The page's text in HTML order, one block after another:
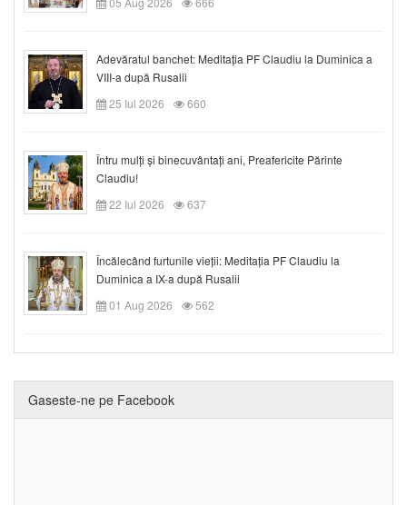
Adevăratul banchet: Meditația PF Claudiu la Duminica a
VIII-a după Rusalii
25 Iul 2026
660
Întru mulți și binecuvântați ani, Preafericite Părinte
Claudiu!
22 Iul 2026
637
Încălecând furtunile vieții: Meditația PF Claudiu la
Duminica a IX-a după Rusalii
01 Aug 2026
562
Gaseste-ne pe Facebook